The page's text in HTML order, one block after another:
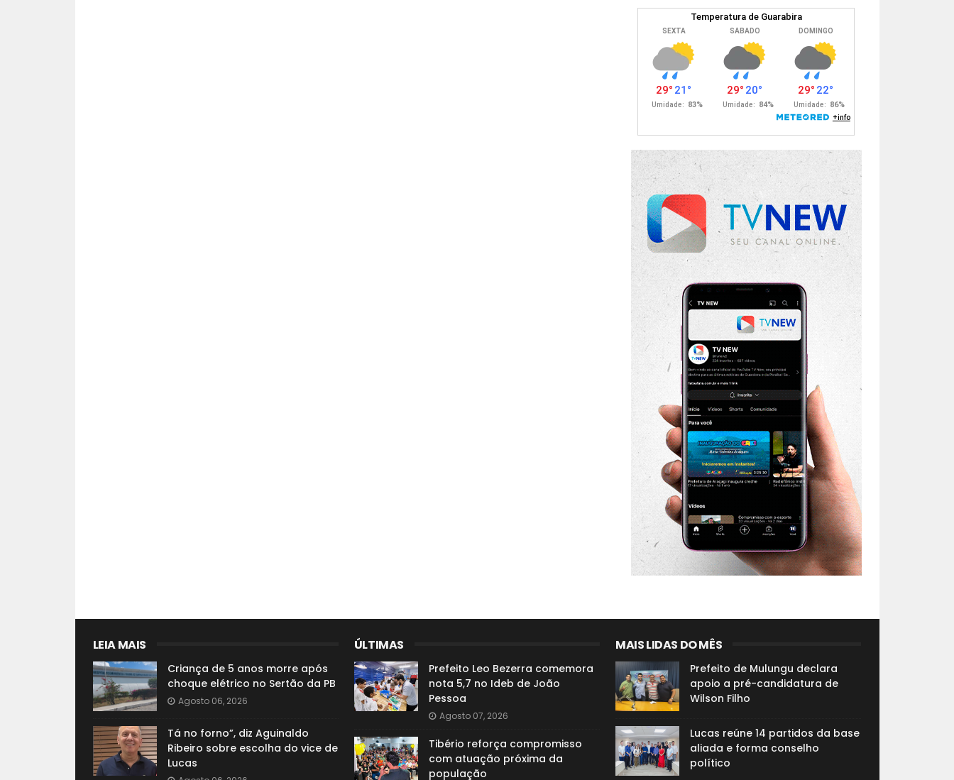
LEIA MAIS
Criança de 5 anos morre após
choque elétrico no Sertão da PB
Agosto 06, 2026
Tá no forno”, diz Aguinaldo
Ribeiro sobre escolha do vice de
Lucas
ÚLTIMAS
Prefeito Leo Bezerra comemora
nota 5,7 no Ideb de João
Pessoa
Agosto 07, 2026
Tibério reforça compromisso
com atuação próxima da
população
MAIS LIDAS DO MÊS
Prefeito de Mulungu declara
apoio a pré-candidatura de
Wilson Filho
Lucas reúne 14 partidos da base
aliada e forma conselho
político